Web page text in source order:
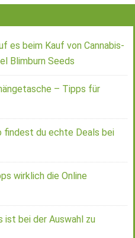
es beim Kauf von Cannabis-
Blimburn Seeds
– Tipps für
findest du echte Deals bei
wirklich die Online
bei der Auswahl zu